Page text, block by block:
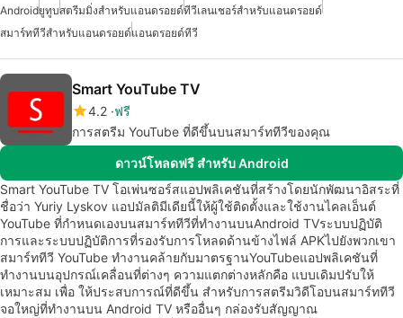
Androidยูทูบสตรีมมิ่งสำหรับแอนดรอยด์ทีวีเลนเชอร์สำหรับแอนดรอยด์
สมาร์ททีวีสำหรับแอนดรอยด์แอนดรอยด์ทีวี
Smart YouTube TV
4.2 ฟรี
การสตรีม YouTube ที่ดีขึ้นบนสมาร์ททีวีของคุณ
ดาวน์โหลดฟรี สำหรับ Android
Smart YouTube TV โอเพ่นซอร์สแอปพลิเคชันที่สร้างโดยนักพัฒนาอิสระที่
ชื่อว่า Yuriy Lyskov แอปมัลติมีเดียนี้ให้ผู้ใช้ติดตั้งและใช้งานไคลเอ็นต์
YouTube ที่กำหนดเองบนสมาร์ททีวีที่ทำงานบนAndroid TVระบบปฏิบัติ
การและระบบปฏิบัติการที่รองรับการโหลดด้านข้างไฟล์ APKไปยังพวกเขา
สมาร์ททีวี YouTube ทำงานคล้ายกับมาตรฐานYouTubeแอปพลิเคชันที่
ทำงานบนอุปกรณ์เคลื่อนที่ต่างๆ ความแตกต่างหลักคือ แบบเดิมปรับให้
เหมาะสม เพื่อ ให้ประสบการณ์ที่ดีขึ้น สำหรับการสตรีมวิดีโอบนสมาร์ททีวี
จอใหญ่ที่ทำงานบน Android TV หรืออื่นๆ กล่องรับสัญญาณ